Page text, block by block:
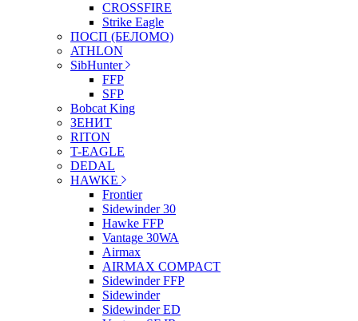
CROSSFIRE
Strike Eagle
ПОСП (БЕЛОМО)
ATHLON
SibHunter
FFP
SFP
Bobcat King
ЗЕНИТ
RITON
T-EAGLE
DEDAL
HAWKE
Frontier
Sidewinder 30
Hawke FFP
Vantage 30WA
Airmax
AIRMAX COMPACT
Sidewinder FFP
Sidewinder
Sidewinder ED